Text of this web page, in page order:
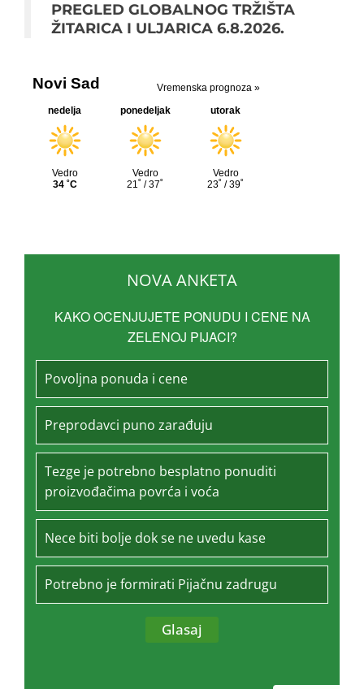
PREGLED GLOBALNOG TRŽIŠTA
ŽITARICA I ULJARICA 6.8.2026.
NOVA ANKETA
KAKO OCENJUJETE PONUDU I CENE NA
ZELENOJ PIJACI?
Povoljna ponuda i cene
Preprodavci puno zarađuju
Tezge je potrebno besplatno ponuditi
proizvođačima povrća i voća
Nece biti bolje dok se ne uvedu kase
Potrebno je formirati Pijačnu zadrugu